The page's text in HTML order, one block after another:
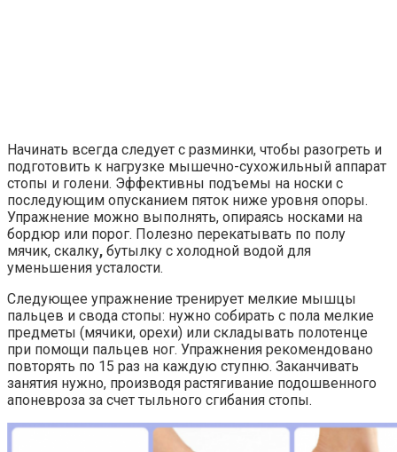
Начинать всегда следует с разминки, чтобы разогреть и
подготовить к нагрузке мышечно-сухожильный аппарат
стопы и голени. Эффективны подъемы на носки с
последующим опусканием пяток ниже уровня опоры.
Упражнение можно выполнять, опираясь носками на
бордюр или порог. Полезно перекатывать по полу
мячик, скалку, бутылку с холодной водой для
уменьшения усталости.
Следующее упражнение тренирует мелкие мышцы
пальцев и свода стопы: нужно собирать с пола мелкие
предметы (мячики, орехи) или складывать полотенце
при помощи пальцев ног. Упражнения рекомендовано
повторять по 15 раз на каждую ступню. Заканчивать
занятия нужно, производя растягивание подошвенного
апоневроза за счет тыльного сгибания стопы.